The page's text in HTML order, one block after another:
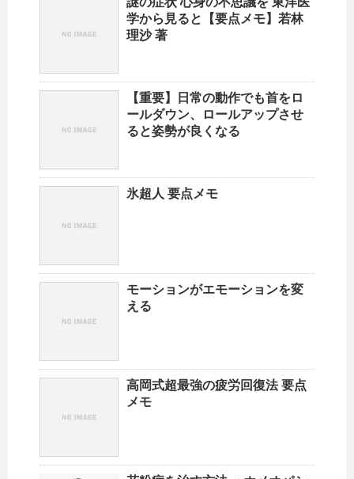
学から見ると【要点メモ】若林
理沙 著
【重要】日常の動作でも首をロ
ールダウン、ロールアップさせ
ると姿勢が良くなる
氷超人 要点メモ
モーションがエモーションを変
える
高岡式超最強の疲労回復法 要点
メモ